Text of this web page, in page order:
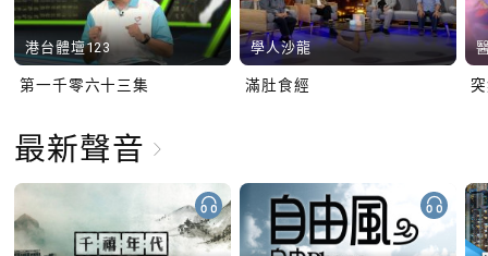
港台體壇123
第一千零六十三集
學人沙龍
滿肚食經
最新聲音